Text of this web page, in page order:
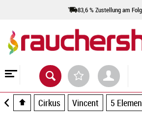
83,6 % Zustellung am
Cirkus Vincent 5